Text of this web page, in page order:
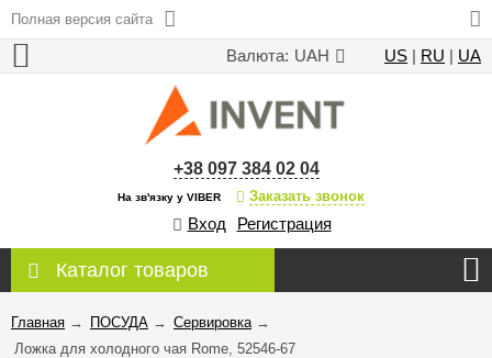
Полная версия сайта
Валюта: UAH US | RU | UA
+38 097 384 02 04
На зв'язку у VIBER Заказать звонок
Вход Регистрация
Каталог товаров
Главная → ПОСУДА → Сервировка →
Ложка для холодного чая Rome, 52546-67